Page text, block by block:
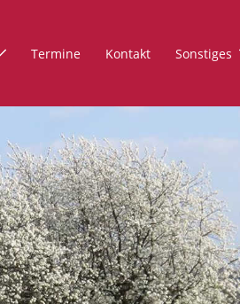
Termine Kontakt Sonstiges